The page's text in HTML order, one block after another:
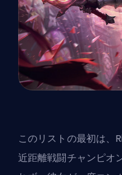
このリストの最初は、
近距離戦闘チャンピオ